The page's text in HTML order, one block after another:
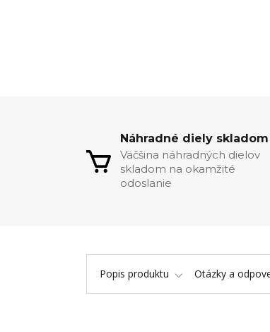
Náhradné diely skladom
Väčšina náhradných dielov
skladom na okamžité
odoslanie
Popis produktu Otázky a